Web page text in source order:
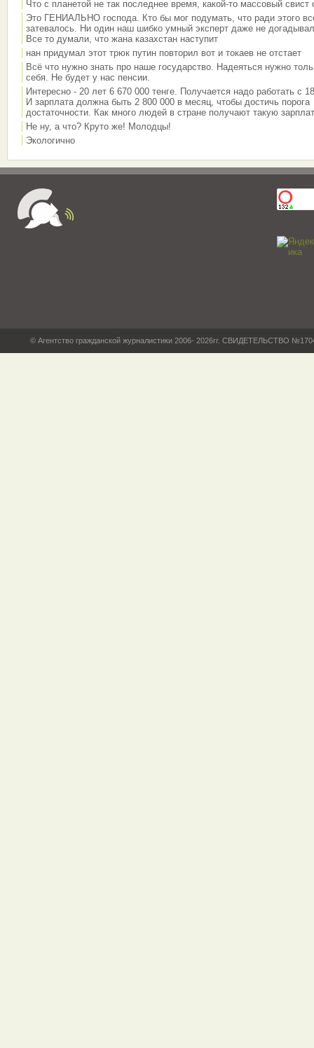
Что с планетой не так последнее время, какой-то массовый свист
Это ГЕНИАЛЬНО господа. Кто бы мог подумать, что ради этого
затевалось. Ни один наш шибко умный эксперт даже не
Все то думали, что жана казахстан наступит
нан придумал этот трюк путин повторил вот и токаев не отстает
Всё что нужно знать про наше государство. Надеяться нужно
себя. Не будет у нас пенсии.
Интересно - 20 лет 6 670 000 тенге. Получается надо работать с
И зарплата должна быть 2 800 000 в месяц, чтобы достичь порога
достаточности. Как много людей в стране получают такую
Не ну, а что? Круто же! Молодцы!
Экологично
© Агентство гражданской журналистики 2006- 2026гг. СВИДЕТЕЛЬСТВО